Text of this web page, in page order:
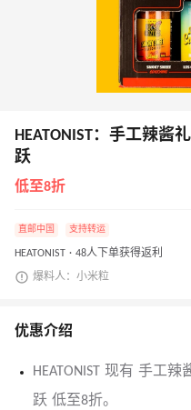
HEATONIST：手工辣酱
跃
低至8折
直邮中国 支持转运
HEATONIST · 48人下单获得返利
爆料人：小米粒
优惠介绍
HEATONIST 现有 手工
跃 低至8折。